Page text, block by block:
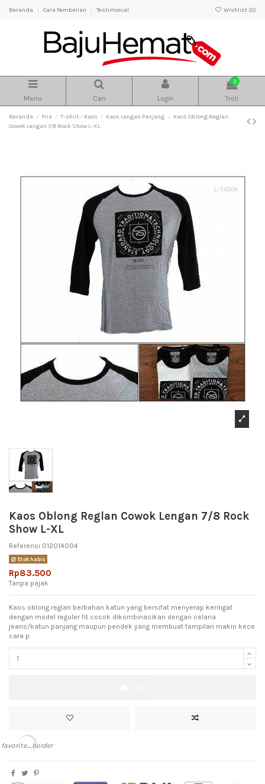
Beranda Cara Pembelian Testimonial Wishlist (0)
Menu Cari Login
0
Troli
Beranda Pria T-shirt - Kaos Kaos Lengan Panjang
Kaos Oblong Reglan
Cowok Lengan 7/8 Rock Show L-XL
Kaos Oblong Reglan Cowok Lengan 7/8 Rock
Show L-XL
Referensi 012014004
Stok habis
Rp83.500
Tanpa pajak
Kaos oblong reglan berbahan katun yang bersifat menyerap keringat
dengan model reguler fit cocok dikombinasikan dengan celana
jeans/katun panjang maupun pendek yang membuat tampilan makin kece
cara p
favorite_border